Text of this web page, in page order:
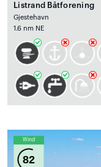
Listrand Båtforening
Gjestehavn
1.6 nm NE
Wind
82